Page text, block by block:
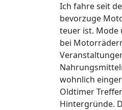
Ich fahre seit
bevorzuge
teuer ist. Mode
bei
wohnlich
Oldtimer
Hintergründe.